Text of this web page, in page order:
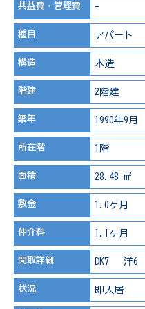
共益費・管理費 -
種目 アパート
構造 木造
階建 2階建
築年 1990年9月
所在階 1階
面積 28.48 m²
敷金 1.0ヶ月
仲介料 1.1ヶ月
間取詳細 DK7 洋6
状況 即入居